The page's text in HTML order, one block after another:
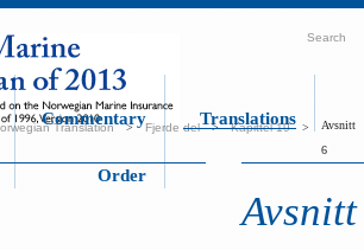
Commentary Translations
Order
Search
Translation > Fjerde del > Kapittel 19 >
Avsnitt
6